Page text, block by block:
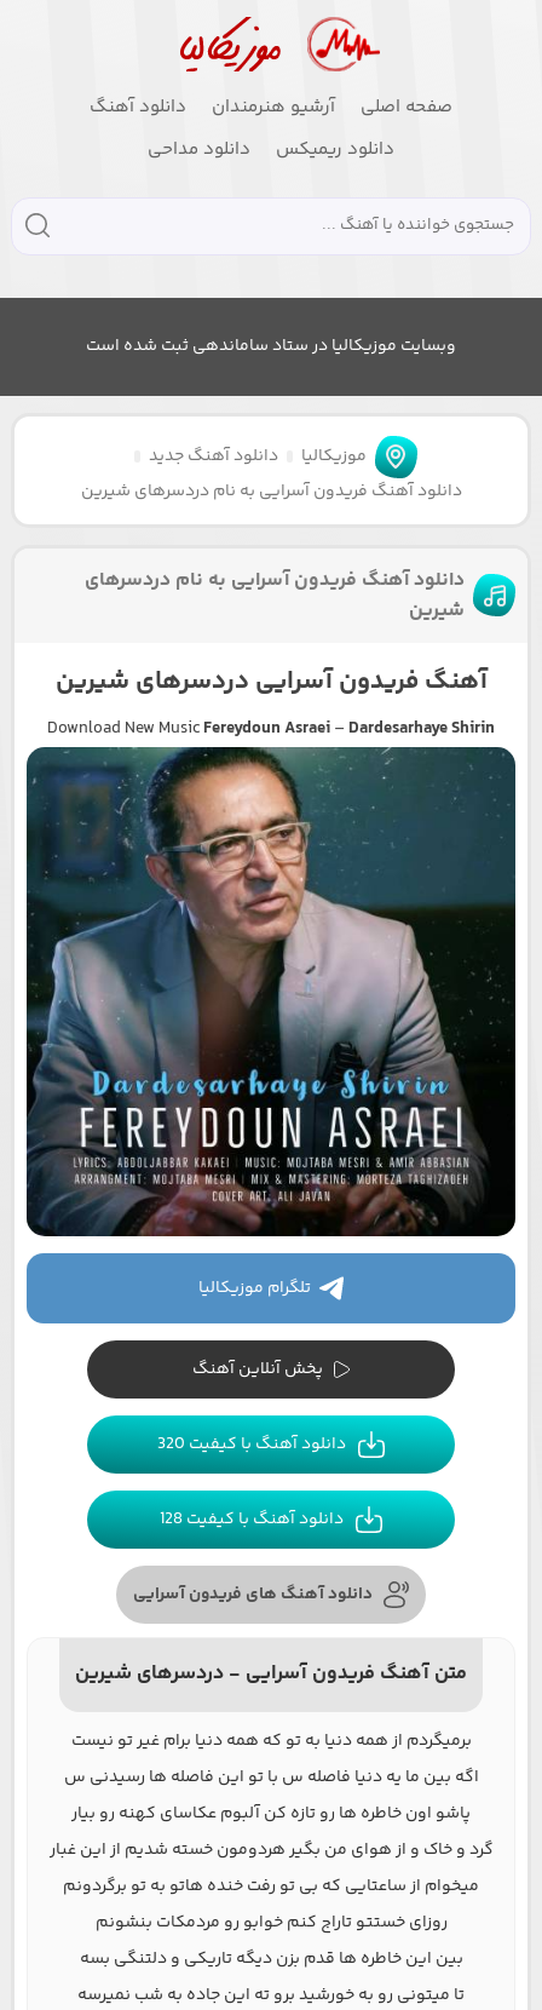
صفحه اصلی آرشیو هنرمندان
دانلود آهنگ
دانلود ریمیکس
دانلود مداحی
وبسایت موزیکالیا در ستاد ساماندهی ثبت شده است
موزیکالیا
دانلود آهنگ جدید
دانلود آهنگ فریدون آسرایی به نام دردسرهای شیرین
دانلود آهنگ فریدون آسرایی به نام دردسرهای
شیرین
آهنگ فریدون آسرایی دردسرهای شیرین
Download New MusicFereydoun Asraei– Dardesarhaye Shirin
تلگرام موزیکالیا
پخش آنلاین آهنگ
دانلود آهنگ با کیفیت 320
دانلود آهنگ با کیفیت 128
دانلود آهنگ های فریدون آسرایی
متن آهنگ فریدون آسرایی - دردسرهای شیرین
برمیگردم از همه دنیا به تو که همه دنیا برام غیر تو نیست
اگه بین ما یه دنیا فاصله س با تو این فاصله ها رسیدنی س
پاشو اون خاطره ها رو تازه کن آلبوم عکاسای کهنه رو بیار
گرد و خاک و از هوای من بگیر هردومون خسته شدیم از این غبار
میخوام از ساعتایی که بی تو رفت خنده هاتو به تو برگردونم
روزای خستتو تاراج کنم خوابو رو مردمکات بنشونم
بین این خاطره ها قدم بزن دیگه تاریکی و دلتنگی بسه
تا میتونی رو به خورشید برو ته این جاده به شب نمیرسه